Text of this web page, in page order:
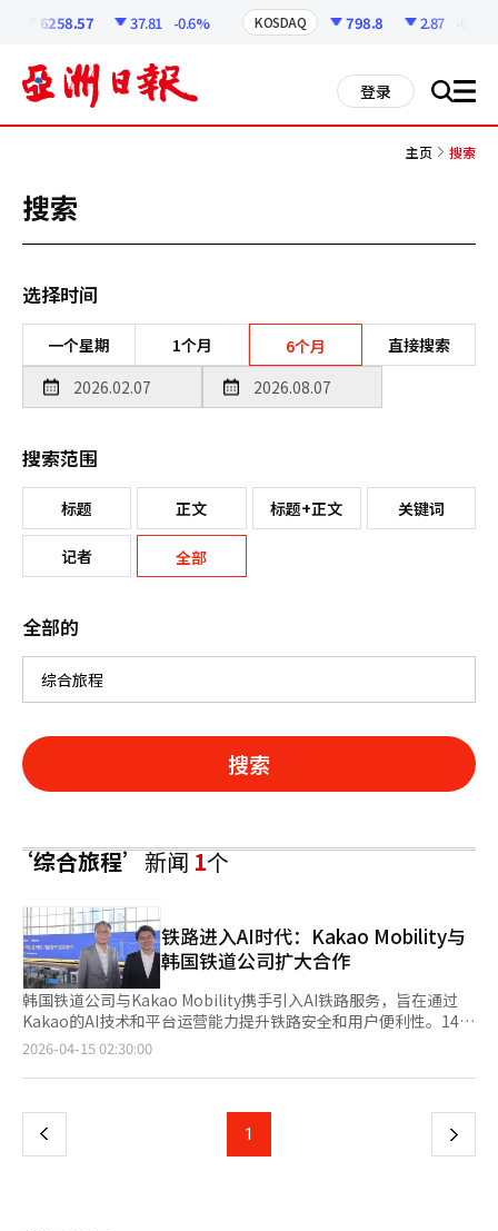
6258.57 37.81 -0.6% KOSDAQ 798.8 2.87 -0.36%
登录 搜 all
主页 搜索
搜索
选择时间
一个星期 1个月 6个月 直接搜索
搜索范围
标题 正文 标题+正文 关键词
记者 全部
全部的
搜索
‘综合旅程’新闻1个
铁路进入AI时代：Kakao Mobility与
韩国铁道公司扩大合作
韩国铁道公司与Kakao Mobility携手引入AI铁路服务，旨在通过
Kakao的AI技术和平台运营能力提升铁路安全和用户便利性。14
日，Kakao Mobility宣布与韩国铁道公司签署“AI铁路安全及服务
用户为中心的智能铁路出行服务。双方计划通过数据整合提高铁路
技术实现综合出行服务。用户可以在铁路使用前后获得一体化服
务。此外，还将引入AI铁路使用指引服务，通过分析列车运行数据
2026-04-15 02:30:00
上
页
1 下